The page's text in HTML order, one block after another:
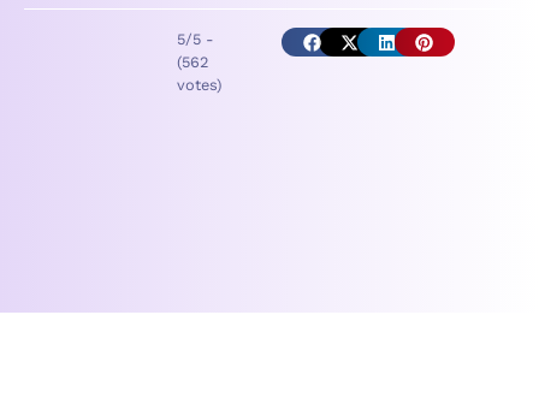
5/5 -
(562
votes)